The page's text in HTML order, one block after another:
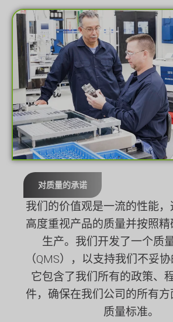
对质量的承诺
我们的价值观是一流的性能，
高度重视产品的质量并按照
生产。我们开发了一个质
（QMS），以支持我们不妥协
它包含了我们所有的政策、
件，确保在我们公司的所有
质量标准。